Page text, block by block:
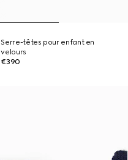
Serre-têtes pour enfant en
velours
€390